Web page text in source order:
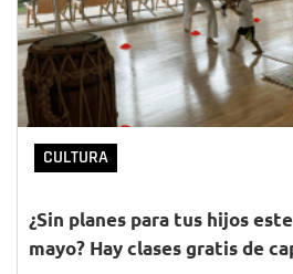
CULTURA
¿Sin planes para tus hijos
mayo? Hay clases gratis de